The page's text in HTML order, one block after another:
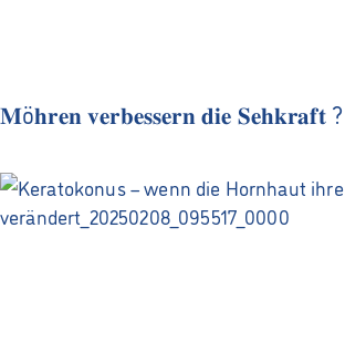
𝐌ö𝐡𝐫𝐞𝐧 𝐯𝐞𝐫𝐛𝐞𝐬𝐬𝐞𝐫𝐧 𝐝𝐢𝐞 𝐒𝐞𝐡𝐤𝐫𝐚𝐟𝐭 ?